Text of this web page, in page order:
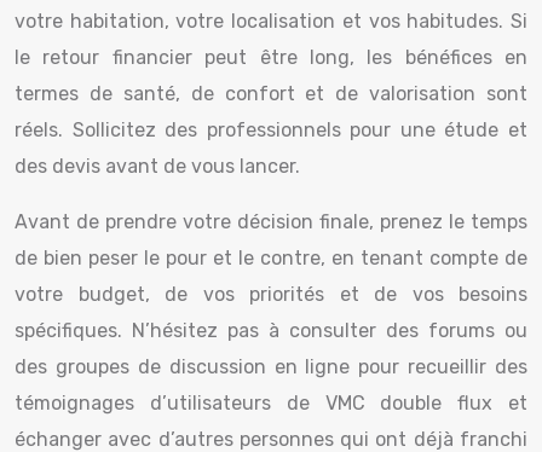
votre habitation, votre localisation et vos habitudes. Si
le retour financier peut être long, les bénéfices en
termes de santé, de confort et de valorisation sont
réels. Sollicitez des professionnels pour une étude et
des devis avant de vous lancer.
Avant de prendre votre décision finale, prenez le temps
de bien peser le pour et le contre, en tenant compte de
votre budget, de vos priorités et de vos besoins
spécifiques. N’hésitez pas à consulter des forums ou
des groupes de discussion en ligne pour recueillir des
témoignages d’utilisateurs de VMC double flux et
échanger avec d’autres personnes qui ont déjà franchi